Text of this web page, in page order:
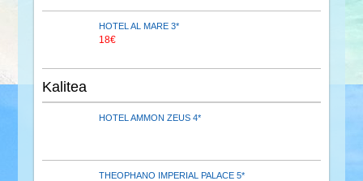
HOTEL AL MARE 3*
18€
Kalitea
HOTEL AMMON ZEUS 4*
THEOPHANO IMPERIAL PALACE 5*